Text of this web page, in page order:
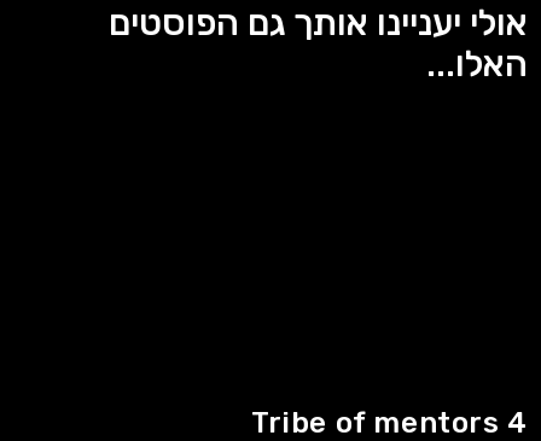
אולי יעניינו אותך גם הפוסטים
האלו...
Tribe of mentors 4